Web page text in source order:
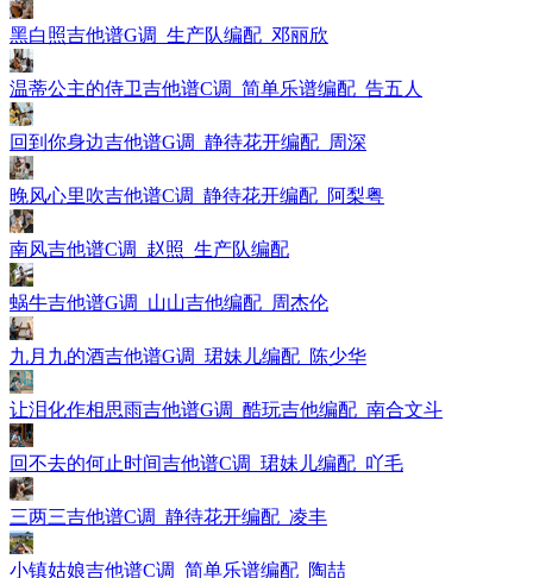
黑白照吉他谱G调_生产队编配_邓丽欣
温蒂公主的侍卫吉他谱C调_简单乐谱编配_告五人
回到你身边吉他谱G调_静待花开编配_周深
晚风心里吹吉他谱C调_静待花开编配_阿梨粤
南风吉他谱C调_赵照_生产队编配
蜗牛吉他谱G调_山山吉他编配_周杰伦
九月九的酒吉他谱G调_珺妹儿编配_陈少华
让泪化作相思雨吉他谱G调_酷玩吉他编配_南合文斗
回不去的何止时间吉他谱C调_珺妹儿编配_吖毛
三两三吉他谱C调_静待花开编配_凌丰
小镇姑娘吉他谱C调_简单乐谱编配_陶喆